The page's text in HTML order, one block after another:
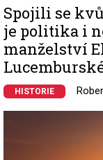
Spojili se
je politika i
manželství
HISTORIE